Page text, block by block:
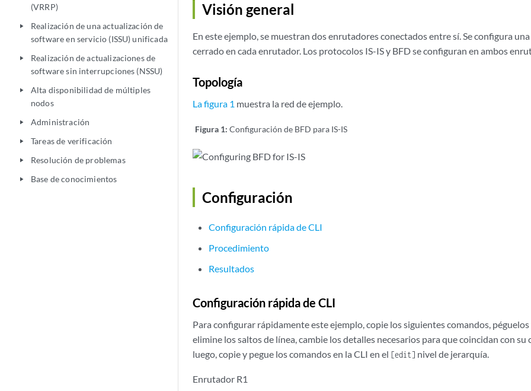
(VRRP)
play_arrow
Realización de una actualización de
software en servicio (ISSU) unificada
play_arrow
Realización de actualizaciones de
software sin interrupciones (NSSU)
play_arrow
Alta disponibilidad de múltiples
nodos
play_arrow Administración
play_arrow Tareas de verificación
play_arrow Resolución de problemas
play_arrow Base de conocimientos
Visión general
En este ejemplo, se muestran dos enrutadores conectados entre sí. Se configura
cerrado en cada enrutador. Los protocolos IS-IS y BFD se configuran en ambos
Topología
La figura 1 muestra la red de ejemplo.
Figura 1: Configuración de BFD para IS-IS
Configuración
Configuración rápida de CLI
Procedimiento
Resultados
Configuración rápida de CLI
Para configurar rápidamente este ejemplo, copie los siguientes comandos,
elimine los saltos de línea, cambie los detalles necesarios para que coincidan con su
luego, copie y pegue los comandos en la CLI en el [edit] nivel de jerarquía.
Enrutador R1